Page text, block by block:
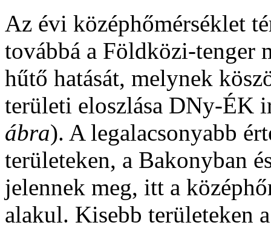
Az évi középhőmérséklet
továbbá a Földközi-tenger
hűtő hatását, melynek
területi eloszlása DNy-ÉK
ábra). A legalacsonyabb
területeken, a Bakonyban
jelennek meg, itt a
alakul. Kisebb területeken